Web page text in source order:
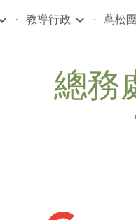
Skip to main content
教導行政 蔦松
總務